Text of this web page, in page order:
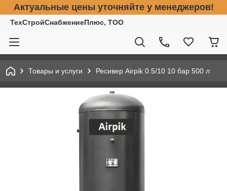
Актуальные цены уточняйте у менеджеров!
ТехСтройСнабжениеПлюс, ТОО
Товары и услуги Ресивер Airpik 0.5/10 10 бар 500 л